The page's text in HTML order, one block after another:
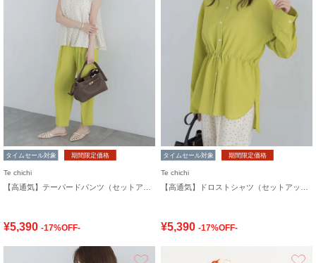
タイムセール対象 期間限定価格
Te chichi
¥5,390 -17%OFF-
タイムセール対象 期間限定価格
Te chichi
¥5,390 -17%OFF-